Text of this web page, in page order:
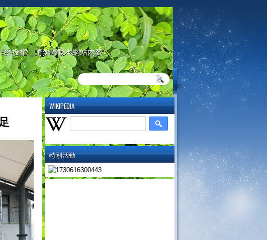
經授權，請勿轉載本網站內容
WIKIPEDIA
特別活動